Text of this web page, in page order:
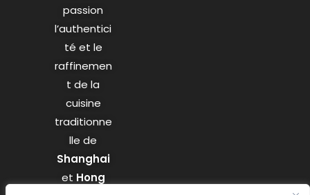
passion
l’authentici
té et le
raffinemen
t de la
cuisine
traditionne
lle de
Shanghai
et Hong